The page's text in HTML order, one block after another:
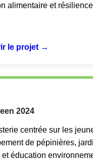
alimentaire et
le projet →
2024
centrée sur les
de pépinières,
et éducation